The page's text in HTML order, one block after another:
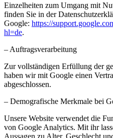
Einzelheiten zum Umgang mit
finden Sie in der
Google: https://
hl=de.
– Auftragsverarbeitung
Zur vollständigen Erfüllung der
haben wir mit Google einen
abgeschlossen.
– Demografische Merkmale bei
Unsere Website verwendet die
von Google Analytics. Mit ihr
Aussagen zu Alter, Geschlecht